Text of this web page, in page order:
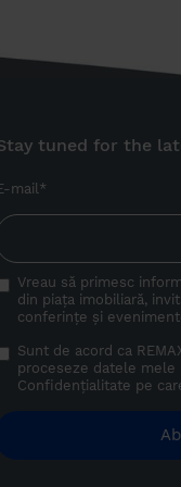
tuned for the
mail*
Vreau să primesc
din piața imobiliară,
conferințe și
Sunt de acord ca
proceseze datele mele
Confidențialitate pe